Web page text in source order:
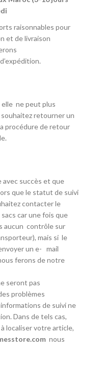
raisonnables pour
et de livraison
elle ne peut plus
retourner un
procédure de retour
avec succès et que
que le statut de suivi
contacter le
car une fois que
aucun contrôle sur
mais si le
un e- mail
ferons de notre
seront pas
problèmes
de suivi ne
Dans de tels cas,
localiser votre article,
nous